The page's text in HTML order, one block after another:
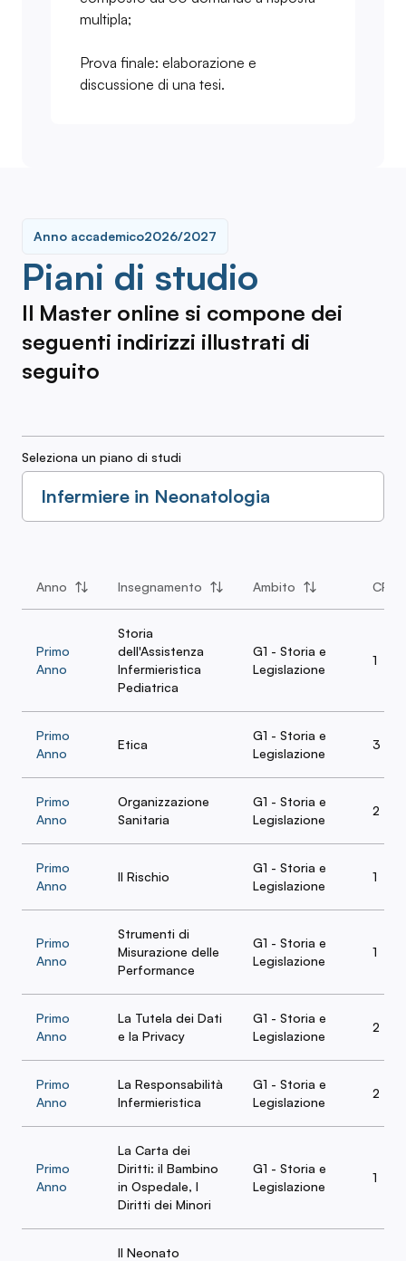
multipla;
Prova finale: elaborazione e
discussione di una tesi.
Piani di studio
Anno accademico2026/2027
Il Master online si compone dei
seguenti indirizzi illustrati di
seguito
Seleziona un piano di studi
Infermiere in Neonatologia
Anno Insegnamento Ambito CFU
Primo
Anno
Storia
dell'Assistenza
Infermieristica
Pediatrica
G1 - Storia e
Legislazione
1
Primo
Anno
Etica
G1 - Storia e
Legislazione
3
Primo
Anno
Organizzazione
Sanitaria
G1 - Storia e
Legislazione
2
Primo
Anno
Il Rischio
G1 - Storia e
Legislazione
1
Primo
Anno
Strumenti di
Misurazione delle
Performance
G1 - Storia e
Legislazione
1
Primo
Anno
La Tutela dei Dati
e la Privacy
G1 - Storia e
Legislazione
2
Primo
Anno
La Responsabilità
Infermieristica
G1 - Storia e
Legislazione
2
Primo
Anno
La Carta dei
Diritti: il Bambino
in Ospedale, I
Diritti dei Minori
G1 - Storia e
Legislazione
1
Il Neonato